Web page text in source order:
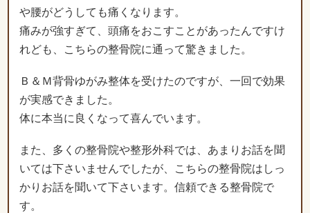
や腰がどうしても痛くなります。
痛みが強すぎて、頭痛をおこすことがあったんですけ
れども、こちらの整骨院に通って驚きました。
Ｂ＆Ｍ背骨ゆがみ整体を受けたのですが、一回で効果
が実感できました。
体に本当に良くなって喜んでいます。
また、多くの整骨院や整形外科では、あまりお話を聞
いては下さいませんでしたが、こちらの整骨院はしっ
かりお話を聞いて下さいます。信頼できる整骨院で
す。